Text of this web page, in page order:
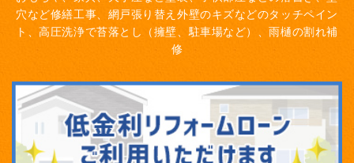
穴など修繕工事、網戸張り替え 外壁のキズなどのタッチペイン
ト、高圧洗浄で苔落とし（擁壁、駐車場など）、雨樋の割れ補
修